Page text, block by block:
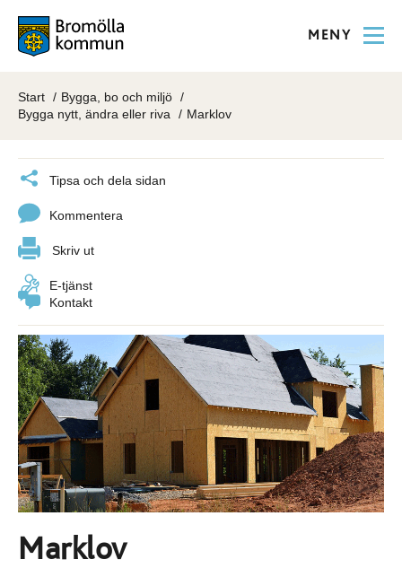
MENY
Start
Bygga, bo och miljö
Bygga nytt, ändra eller riva
Marklov
Tipsa och dela sidan
Kommentera
Skriv ut
E-tjänst
Kontakt
Marklov